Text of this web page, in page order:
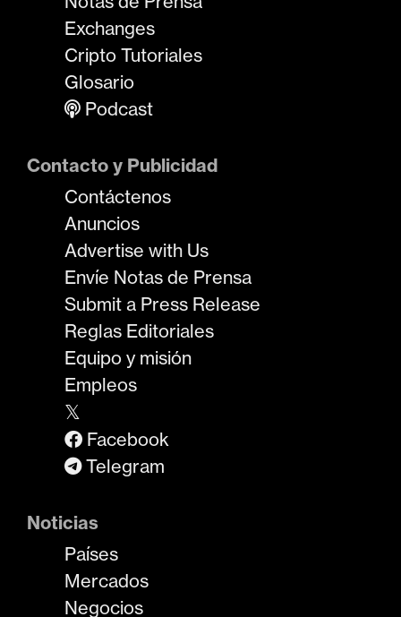
Exchanges
Cripto Tutoriales
Glosario
Podcast
Contacto y Publicidad
Contáctenos
Anuncios
Advertise with Us
Envíe Notas de Prensa
Submit a Press Release
Reglas Editoriales
Equipo y misión
Empleos
𝕏
Facebook
Telegram
Noticias
Países
Mercados
Negocios